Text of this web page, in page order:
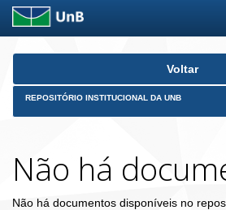
Skip
Voltar
REPOSITÓRIO INSTITUCIONAL DA UNB
Não há
Não há documentos disponíveis no